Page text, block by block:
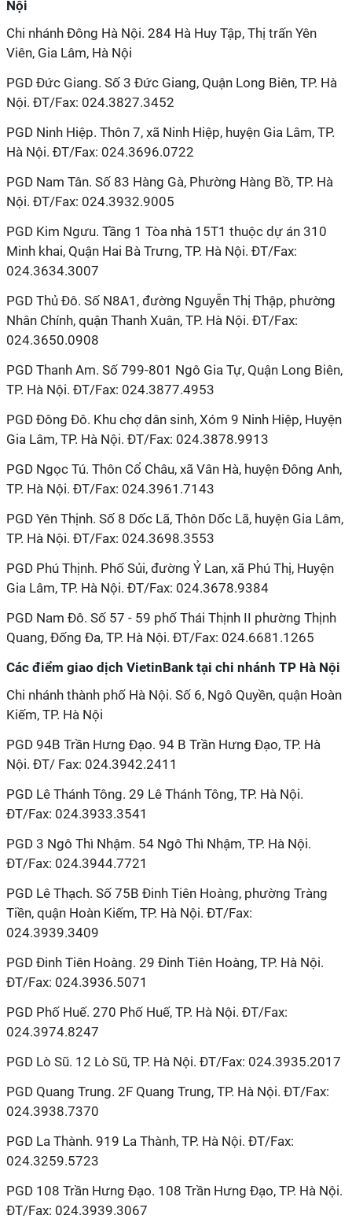
Nội
Chi nhánh Đông Hà Nội. 284 Hà Huy Tập, Thị trấn Yên
Viên, Gia Lâm, Hà Nội
PGD Đức Giang. Số 3 Đức Giang, Quận Long Biên, TP. Hà
Nội. ĐT/Fax: 024.3827.3452
PGD Ninh Hiệp. Thôn 7, xã Ninh Hiệp, huyện Gia Lâm, TP.
Hà Nội. ĐT/Fax: 024.3696.0722
PGD Nam Tân. Số 83 Hàng Gà, Phường Hàng Bồ, TP. Hà
Nội. ĐT/Fax: 024.3932.9005
PGD Kim Ngưu. Tầng 1 Tòa nhà 15T1 thuộc dự án 310
Minh khai, Quận Hai Bà Trưng, TP. Hà Nội. ĐT/Fax:
024.3634.3007
PGD Thủ Đô. Số N8A1, đường Nguyễn Thị Thập, phường
Nhân Chính, quận Thanh Xuân, TP. Hà Nội. ĐT/Fax:
024.3650.0908
PGD Thanh Am. Số 799-801 Ngô Gia Tự, Quận Long Biên,
TP. Hà Nội. ĐT/Fax: 024.3877.4953
PGD Đông Đô. Khu chợ dân sinh, Xóm 9 Ninh Hiệp, Huyện
Gia Lâm, TP. Hà Nội. ĐT/Fax: 024.3878.9913
PGD Ngọc Tú. Thôn Cổ Châu, xã Vân Hà, huyện Đông Anh,
TP. Hà Nội. ĐT/Fax: 024.3961.7143
PGD Yên Thịnh. Số 8 Dốc Lã, Thôn Dốc Lã, huyện Gia Lâm,
TP. Hà Nội. ĐT/Fax: 024.3698.3553
PGD Phú Thịnh. Phố Sủi, đường Ỷ Lan, xã Phú Thị, Huyện
Gia Lâm, TP. Hà Nội. ĐT/Fax: 024.3678.9384
PGD Nam Đô. Số 57 - 59 phố Thái Thịnh II phường Thịnh
Quang, Đống Đa, TP. Hà Nội. ĐT/Fax: 024.6681.1265
Các điểm giao dịch VietinBank tại chi nhánh TP Hà Nội
Chi nhánh thành phố Hà Nội. Số 6, Ngô Quyền, quận Hoàn
Kiếm, TP. Hà Nội
PGD 94B Trần Hưng Đạo. 94 B Trần Hưng Đạo, TP. Hà
Nội. ĐT/ Fax: 024.3942.2411
PGD Lê Thánh Tông. 29 Lê Thánh Tông, TP. Hà Nội.
ĐT/Fax: 024.3933.3541
PGD 3 Ngô Thì Nhậm. 54 Ngô Thì Nhậm, TP. Hà Nội.
ĐT/Fax: 024.3944.7721
PGD Lê Thạch. Số 75B Đinh Tiên Hoàng, phường Tràng
Tiền, quận Hoàn Kiếm, TP. Hà Nội. ĐT/Fax:
024.3939.3409
PGD Đinh Tiên Hoàng. 29 Đinh Tiên Hoàng, TP. Hà Nội.
ĐT/Fax: 024.3936.5071
PGD Phố Huế. 270 Phố Huế, TP. Hà Nội. ĐT/Fax:
024.3974.8247
PGD Lò Sũ. 12 Lò Sũ, TP. Hà Nội. ĐT/Fax: 024.3935.2017
PGD Quang Trung. 2F Quang Trung, TP. Hà Nội. ĐT/Fax:
024.3938.7370
PGD La Thành. 919 La Thành, TP. Hà Nội. ĐT/Fax:
024.3259.5723
PGD 108 Trần Hưng Đạo. 108 Trần Hưng Đạo, TP. Hà Nội.
ĐT/Fax: 024.3939.3067